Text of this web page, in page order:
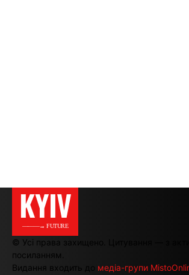
KYIV
———→ FUTURE
© Усі права захищено. Цитування — з
посиланням.
Видання входить до медіа-групи